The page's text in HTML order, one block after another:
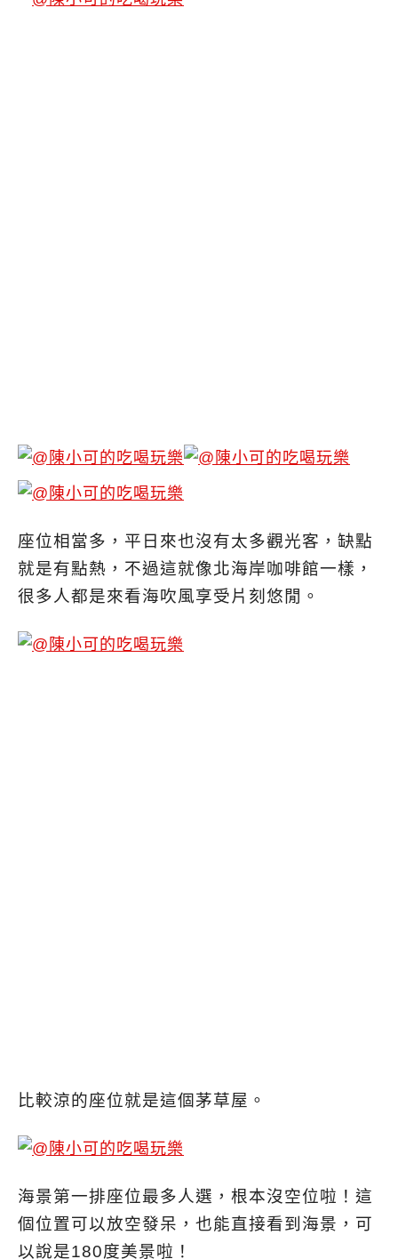
座位相當多，平日來也沒有太多觀光客，缺點
就是有點熱，不過這就像北海岸咖啡館一樣，
很多人都是來看海吹風享受片刻悠閒。
比較涼的座位就是這個茅草屋。
海景第一排座位最多人選，根本沒空位啦！這
個位置可以放空發呆，也能直接看到海景，可
以說是180度美景啦！